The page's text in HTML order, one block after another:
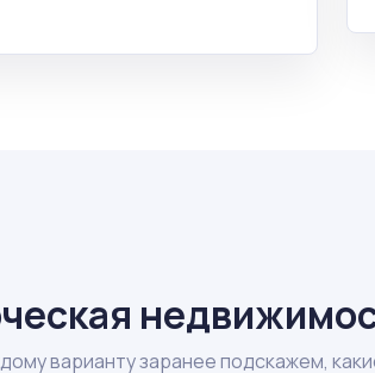
варианту заранее подскажем,